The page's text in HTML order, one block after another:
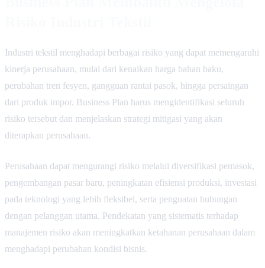
Industri tekstil menghadapi berbagai risiko yang dapat memengaruhi
kinerja perusahaan, mulai dari kenaikan harga bahan baku,
perubahan tren fesyen, gangguan rantai pasok, hingga persaingan
dari produk impor. Business Plan harus mengidentifikasi seluruh
risiko tersebut dan menjelaskan strategi mitigasi yang akan
diterapkan perusahaan.
Perusahaan dapat mengurangi risiko melalui diversifikasi pemasok,
pengembangan pasar baru, peningkatan efisiensi produksi, investasi
pada teknologi yang lebih fleksibel, serta penguatan hubungan
dengan pelanggan utama. Pendekatan yang sistematis terhadap
manajemen risiko akan meningkatkan ketahanan perusahaan dalam
menghadapi perubahan kondisi bisnis.